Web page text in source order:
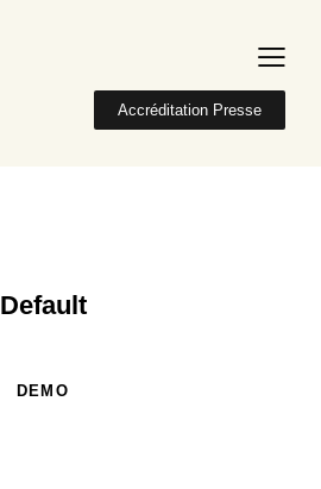
Accréditation Presse
Default
DEMO